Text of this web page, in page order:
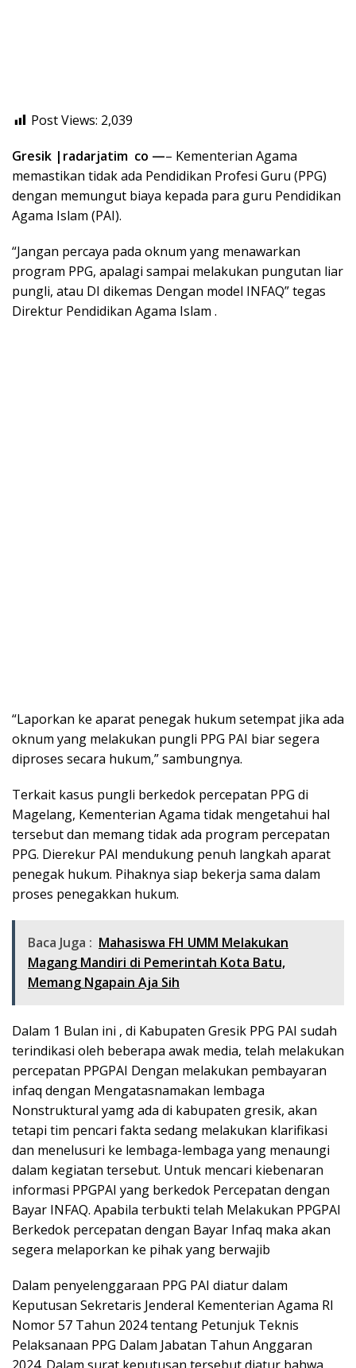
Post Views: 2,039
Gresik |radarjatim co —– Kementerian Agama
memastikan tidak ada Pendidikan Profesi Guru (PPG)
dengan memungut biaya kepada para guru Pendidikan
Agama Islam (PAI).
“Jangan percaya pada oknum yang menawarkan
program PPG, apalagi sampai melakukan pungutan liar
pungli, atau DI dikemas Dengan model INFAQ” tegas
Direktur Pendidikan Agama Islam .
“Laporkan ke aparat penegak hukum setempat jika ada
oknum yang melakukan pungli PPG PAI biar segera
diproses secara hukum,” sambungnya.
Terkait kasus pungli berkedok percepatan PPG di
Magelang, Kementerian Agama tidak mengetahui hal
tersebut dan memang tidak ada program percepatan
PPG. Dierekur PAI mendukung penuh langkah aparat
penegak hukum. Pihaknya siap bekerja sama dalam
proses penegakkan hukum.
Baca Juga : Mahasiswa FH UMM Melakukan
Magang Mandiri di Pemerintah Kota Batu,
Memang Ngapain Aja Sih
Dalam 1 Bulan ini , di Kabupaten Gresik PPG PAI sudah
terindikasi oleh beberapa awak media, telah melakukan
percepatan PPGPAI Dengan melakukan pembayaran
infaq dengan Mengatasnamakan lembaga
Nonstruktural yamg ada di kabupaten gresik, akan
tetapi tim pencari fakta sedang melakukan klarifikasi
dan menelusuri ke lembaga-lembaga yang menaungi
dalam kegiatan tersebut. Untuk mencari kiebenaran
informasi PPGPAI yang berkedok Percepatan dengan
Bayar INFAQ. Apabila terbukti telah Melakukan PPGPAI
Berkedok percepatan dengan Bayar Infaq maka akan
segera melaporkan ke pihak yang berwajib
Dalam penyelenggaraan PPG PAI diatur dalam
Keputusan Sekretaris Jenderal Kementerian Agama RI
Nomor 57 Tahun 2024 tentang Petunjuk Teknis
Pelaksanaan PPG Dalam Jabatan Tahun Anggaran